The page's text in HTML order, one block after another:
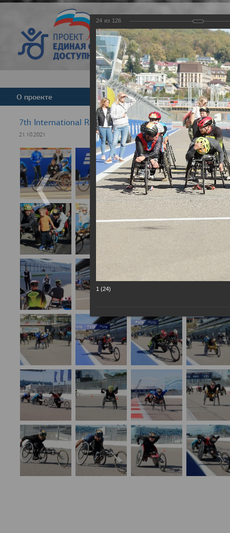
Версия для
О проекте Команда Новости
7th International Rezept-Sport Wheelchair Half
21.10.2021
24 из 126
1 (24)